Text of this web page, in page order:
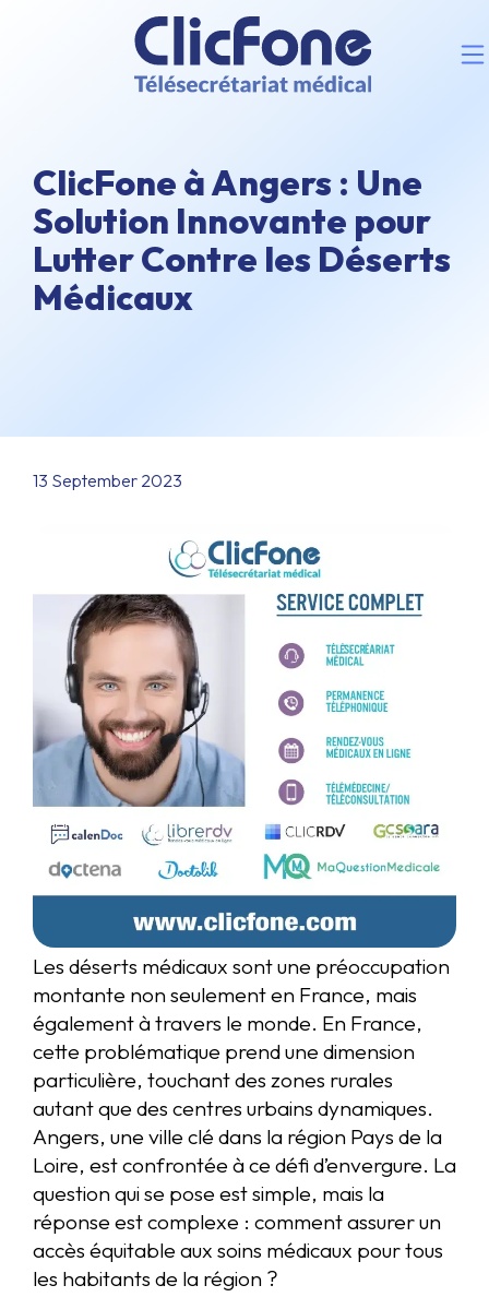
ClicFone à Angers : Une
Solution Innovante pour
Lutter Contre les Déserts
Médicaux
13 September 2023
Les déserts médicaux sont une préoccupation
montante non seulement en France, mais
également à travers le monde. En France,
cette problématique prend une dimension
particulière, touchant des zones rurales
autant que des centres urbains dynamiques.
Angers, une ville clé dans la région Pays de la
Loire, est confrontée à ce défi d’envergure. La
question qui se pose est simple, mais la
réponse est complexe : comment assurer un
accès équitable aux soins médicaux pour tous
les habitants de la région ?